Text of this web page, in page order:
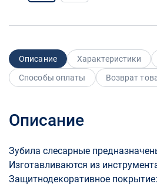
Описание
Характеристики
Способы оплаты
Возврат
Описание
Зубила слесарные
Изготавливаются из
Защитнодекоративное